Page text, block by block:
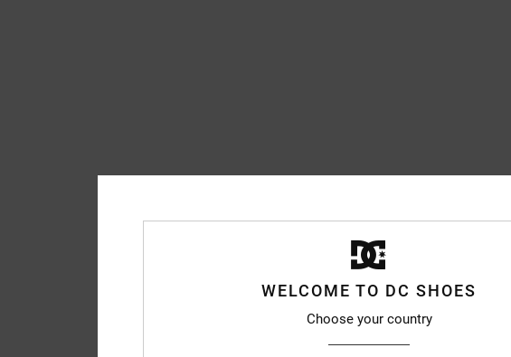
WELCOME TO DC SHOES
Choose your country